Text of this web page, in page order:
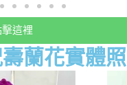
這裡
蘭花實體照